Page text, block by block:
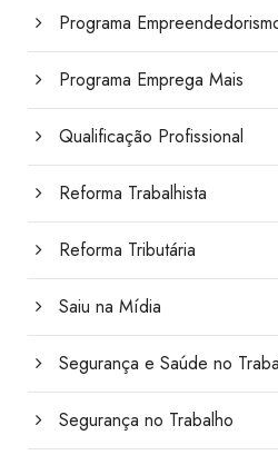
Programa
Programa Emprega Mais
Qualificação Profissional
Reforma Trabalhista
Reforma Tributária
Saiu na Mídia
Segurança e Saúde no
Segurança no Trabalho